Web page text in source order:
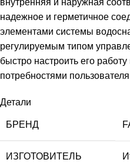
внутренняя и наружная
надежное и герметичное
элементами системы
регулируемым типом
быстро настроить его работу
потребностями
Детали
БРЕНД
ИЗГОТОВИТЕЛЬ